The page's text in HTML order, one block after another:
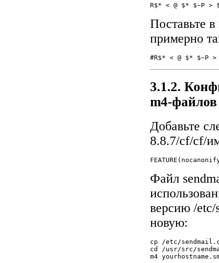
Поставьте
примерно
3.1.2.
m4-файлов
Добавьте
8.8.7/cf/cf/
Файл
версию /etc/
новую:
cp /etc/
cd /usr/src/
m4